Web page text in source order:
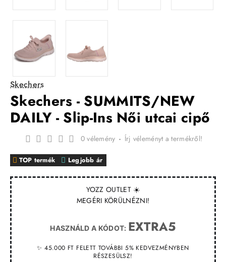
Skechers
Skechers - SUMMITS/NEW
DAILY - Slip-Ins Női utcai cipő
YOZZ OUTLET ☀️
MEGÉRI KÖRÜLNÉZNI!
HASZNÁLD A KÓDOT: EXTRA5
✨ 45.000 FT FELETT TOVÁBBI 5% KEDVEZMÉNYBEN
RÉSZESÜLSZ!
TOP termék Legjobb ár
0 vélemény - Írj véleményt a termékről!